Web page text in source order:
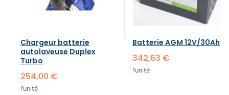
Chargeur batterie
autolaveuse Duplex
Turbo
254,00 €
l'unité
Batterie AGM 12V/30Ah
342,63 €
l'unité